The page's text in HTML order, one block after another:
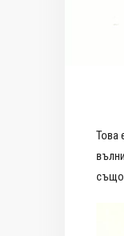
Това
също